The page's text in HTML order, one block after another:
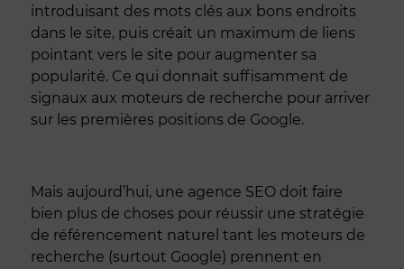
introduisant des mots clés aux bons endroits
dans le site, puis créait un maximum de liens
pointant vers le site pour augmenter sa
popularité. Ce qui donnait suffisamment de
signaux aux moteurs de recherche pour arriver
sur les premières positions de Google.
Mais aujourd’hui, une agence SEO doit faire
bien plus de choses pour réussir une stratégie
de référencement naturel tant les moteurs de
recherche (surtout Google) prennent en